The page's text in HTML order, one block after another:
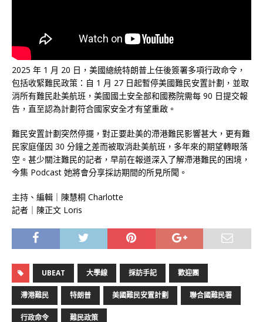
2025 年 1 月 20 日，美國總統特朗普上任後簽署多項行政命令，
包括收緊難民政策：自 1 月 27 日起暫停美國難民安置計劃，並取
消所有難民赴美航班，美國國土安全部和國務院需每 90 日提交報
告，直至認為計劃符合國家安全才有望重啟。
難民安置計劃突然停擺，對正要赴美的滯港難民影響甚大，更有難
民家庭僅因 30 分鐘之差而被取消赴美航班，多年來的期望轉眼落
空。甚少關注難民的記者，早前在報道深入了解滯港難民的困境，
今集 Podcast 她將會分享採訪期間的所見所聞。
主持、編輯｜陳慧桐 Charlotte
記者｜陳正文 Loris
UBEAT 大學線 採訪手記 歡迎團
滯港難民 特朗普 美國難民安置計劃 聯合國難民署
行政命令 難民政策